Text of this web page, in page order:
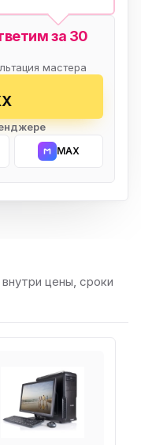
за 30
мастера
MAX
цены, сроки